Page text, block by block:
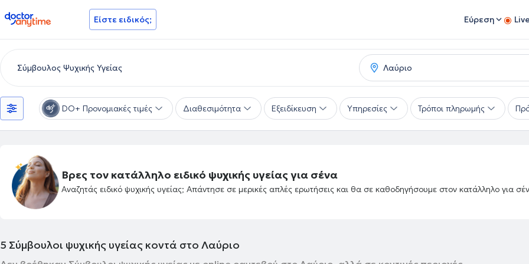
doctoranytime Είστε ειδικός; Εύρεση
DO+ Προνομιακές τιμές Διαθεσιμότητα Εξειδίκευση Υπηρεσίες Τρόποι πληρωμής
Βρες τον κατάλληλο ειδικό ψυχικής υγείας για σένα
Αναζητάς ειδικό ψυχικής υγείας; Απάντησε σε μερικές απλές ερωτήσεις και θα σε καθοδηγήσουμε στον κατάλληλο για
5 Σύμβουλοι ψυχικής υγείας κοντά στο Λαύριο